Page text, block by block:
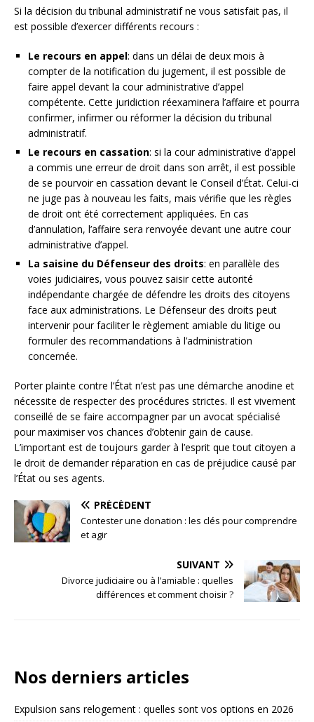
Si la décision du tribunal administratif ne vous satisfait pas, il
est possible d’exercer différents recours :
Le recours en appel: dans un délai de deux mois à
compter de la notification du jugement, il est possible de
faire appel devant la cour administrative d’appel
compétente. Cette juridiction réexaminera l’affaire et pourra
confirmer, infirmer ou réformer la décision du tribunal
administratif.
Le recours en cassation: si la cour administrative d’appel
a commis une erreur de droit dans son arrêt, il est possible
de se pourvoir en cassation devant le Conseil d’État. Celui-ci
ne juge pas à nouveau les faits, mais vérifie que les règles
de droit ont été correctement appliquées. En cas
d’annulation, l’affaire sera renvoyée devant une autre cour
administrative d’appel.
La saisine du Défenseur des droits: en parallèle des
voies judiciaires, vous pouvez saisir cette autorité
indépendante chargée de défendre les droits des citoyens
face aux administrations. Le Défenseur des droits peut
intervenir pour faciliter le règlement amiable du litige ou
formuler des recommandations à l’administration
concernée.
Porter plainte contre l’État n’est pas une démarche anodine et
nécessite de respecter des procédures strictes. Il est vivement
conseillé de se faire accompagner par un avocat spécialisé
pour maximiser vos chances d’obtenir gain de cause.
L’important est de toujours garder à l’esprit que tout citoyen a
le droit de demander réparation en cas de préjudice causé par
l’État ou ses agents.
PRÉCÉDENT
Contester une donation : les clés pour comprendre
et agir
SUIVANT
Divorce judiciaire ou à l’amiable : quelles
différences et comment choisir ?
Nos derniers articles
Expulsion sans relogement : quelles sont vos options en 2026